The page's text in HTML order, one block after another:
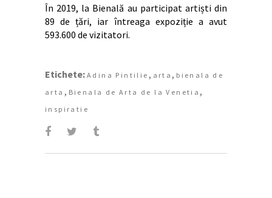
În 2019, la Bienală au participat artiști din
89 de țări, iar întreaga expoziție a avut
593.600 de vizitatori.
Etichete: Adina Pintilie , arta , bienala de
arta , Bienala de Arta de la Venetia ,
inspiratie